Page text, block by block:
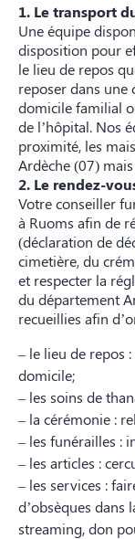
1. Le transport
Une équipe
disposition pour
le lieu de repos
reposer dans une
domicile familial
de l’hôpital. Nos
proximité, les
Ardèche (07)
2. Le rendez-
Votre conseiller
à Ruoms afin de
(déclaration de
cimetière, du
et respecter la
du département
recueillies afin
– le lieu de repos
domicile;
– les soins de
– la cérémonie :
– les funérailles :
– les articles :
– les services :
d’obsèques dans
streaming, don